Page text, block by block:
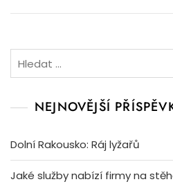
NEJNOVĚJŠÍ
Dolní Rakousko: Ráj lyžařů
Jaké služby nabízí firmy na